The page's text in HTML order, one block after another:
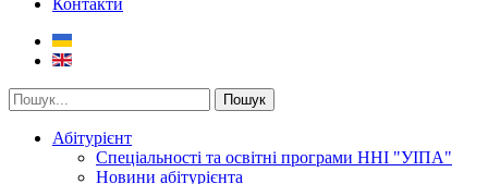
Контакти
Пошук
Абітурієнт
Спеціальності та освітні програми ННІ "УІПА"
Новини абітурієнта